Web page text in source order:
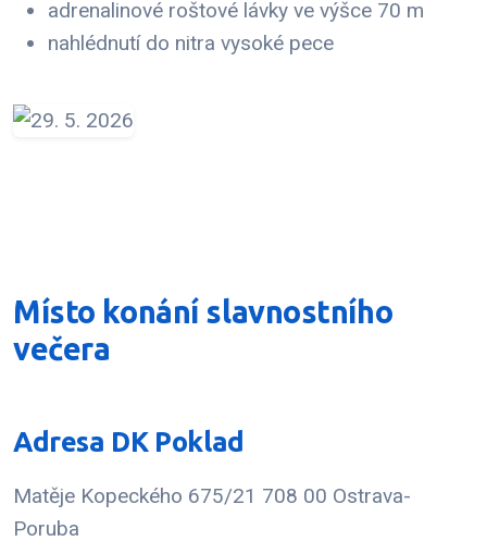
adrenalinové roštové lávky ve výšce 70 m
nahlédnutí do nitra vysoké pece
Místo konání slavnostního
večera
Adresa DK Poklad
Matěje Kopeckého 675/21 708 00 Ostrava-
Poruba